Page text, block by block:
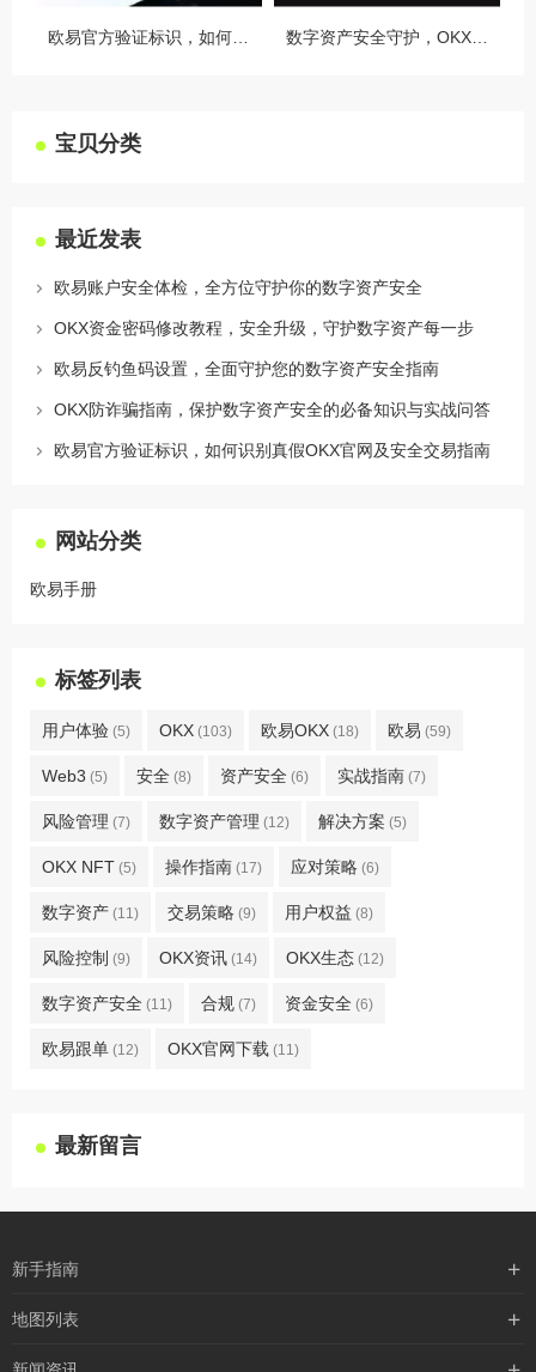
宝贝分类
最近发表
欧易账户安全体检，全方位守护你的数字资产安全
OKX资金密码修改教程，安全升级，守护数字资产每一步
欧易反钓鱼码设置，全面守护您的数字资产安全指南
OKX防诈骗指南，保护数字资产安全的必备知识与实战问答
欧易官方验证标识，如何识别真假OKX官网及安全交易指南
网站分类
欧易手册
标签列表
用户体验 (5) OKX (103) 欧易OKX (18) 欧易 (59)
Web3 (5) 安全 (8) 资产安全 (6) 实战指南 (7)
风险管理 (7) 数字资产管理 (12) 解决方案 (5)
OKX NFT (5) 操作指南 (17) 应对策略 (6)
数字资产 (11) 交易策略 (9) 用户权益 (8)
风险控制 (9) OKX资讯 (14) OKX生态 (12)
数字资产安全 (11) 合规 (7) 资金安全 (6)
欧易跟单 (12) OKX官网下载 (11)
最新留言
新手指南
购买流程
地图列表
最新文章